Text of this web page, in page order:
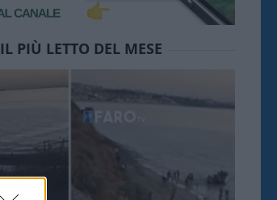
IL PIÙ LETTO DEL MESE